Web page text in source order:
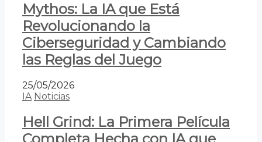
Mythos: La IA que Está
Revolucionando la
Ciberseguridad y Cambiando
las Reglas del Juego
25/05/2026
IA Noticias
Hell Grind: La Primera Película